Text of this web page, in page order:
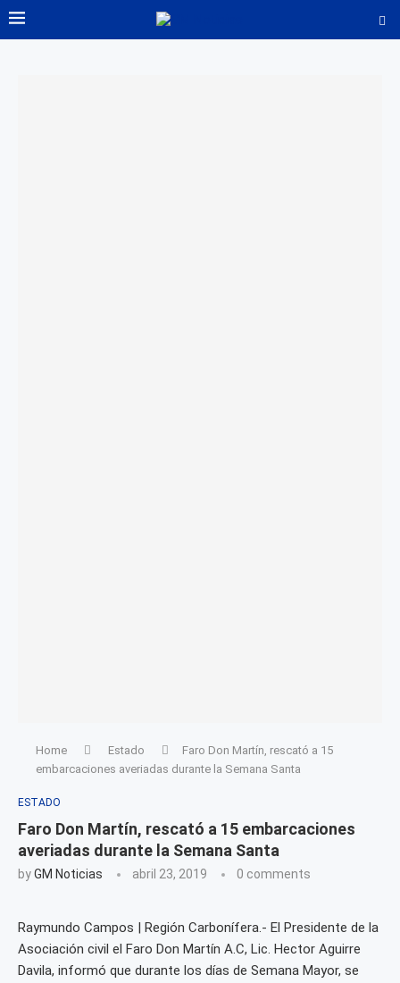
Home Estado
Faro Don Martín, rescató a 15
embarcaciones averiadas durante la Semana Santa
ESTADO
Faro Don Martín, rescató a 15 embarcaciones
averiadas durante la Semana Santa
byGM Noticias abril 23, 2019 0 comments
Raymundo Campos | Región Carbonífera.- El Presidente de la
Asociación civil el Faro Don Martín A.C, Lic. Hector Aguirre
Davila, informó que durante los días de Semana Mayor, se